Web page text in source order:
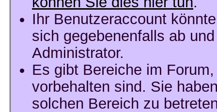
Ihr Benutzeraccount
sich gegebenenfalls ab
Administrator.
Es gibt Bereiche im
vorbehalten sind. Sie
solchen Bereich zu